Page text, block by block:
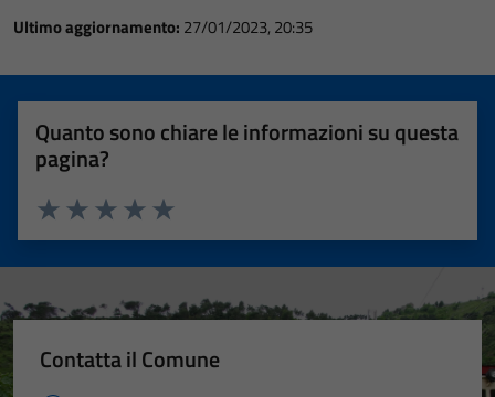
Ultimo aggiornamento: 27/01/2023, 20:35
Quanto sono chiare le informazioni su questa
pagina?
Valuta 5 stelle su 5
Valuta 4 stelle su 5
Valuta 3 stelle su 5
Valuta 2 stelle su 5
Valuta 1 stelle su 5
Contatta il Comune